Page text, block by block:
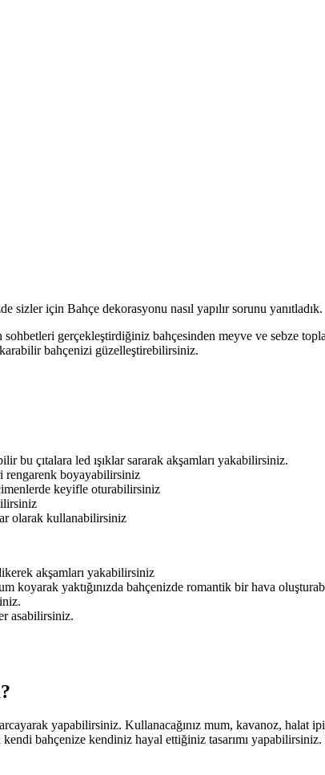
sizler için Bahçe dekorasyonu nasıl yapılır sorunu yanıtladık.
gerçekleştirdiğiniz bahçesinden meyve ve sebze
bahçenizi güzelleştirebilirsiniz.
bu çıtalara led ışıklar sararak akşamları yakabilirsiniz.
rengarenk boyayabilirsiniz
keyifle oturabilirsiniz
olarak kullanabilirsiniz
akşamları yakabilirsiniz
koyarak yaktığınızda bahçenizde romantik bir hava
asabilirsiniz.
yapabilirsiniz. Kullanacağınız mum, kavanoz, halat
bahçenize kendiniz hayal ettiğiniz tasarımı